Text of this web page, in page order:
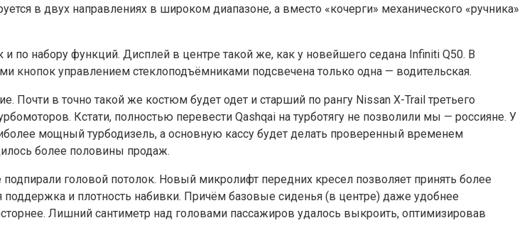
в двух направлениях в широком диапазоне, а вместо «кочерги» механического «ручника»
по набору функций. Дисплей в центре такой же, как у новейшего седана Infiniti Q50. В
кнопок управлением стеклоподъёмниками подсвечена только одна — водительская.
Почти в точно такой же костюм будет одет и старший по рангу Nissan X-Trail третьего
Кстати, полностью перевести Qashqai на турботягу не позволили мы — россияне. У
мощный турбодизель, а основную кассу будет делать проверенный временем
более половины продаж.
головой потолок. Новый микролифт передних кресел позволяет принять более
и плотность набивки. Причём базовые сиденья (в центре) даже удобнее
Лишний сантиметр над головами пассажиров удалось выкроить, оптимизировав